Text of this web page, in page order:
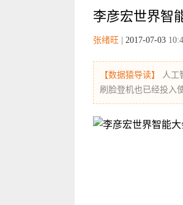
李彦宏世界智
张绪旺 2017-07-03
【数据猿导读】
人工
刷脸登机也已经投入